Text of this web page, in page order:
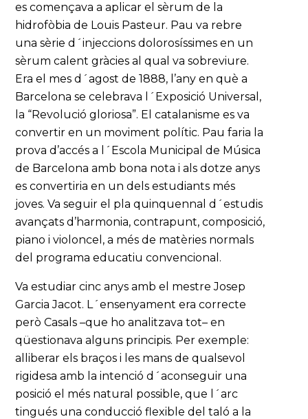
es començava a aplicar el sèrum de la
hidrofòbia de Louis Pasteur. Pau va rebre
una sèrie d´injeccions dolorosíssimes en un
sèrum calent gràcies al qual va sobreviure.
Era el mes d´agost de 1888, l’any en què a
Barcelona se celebrava l´Exposició Universal,
la “Revolució gloriosa”. El catalanisme es va
convertir en un moviment polític. Pau faria la
prova d’accés a l´Escola Municipal de Música
de Barcelona amb bona nota i als dotze anys
es convertiria en un dels estudiants més
joves. Va seguir el pla quinquennal d´estudis
avançats d’harmonia, contrapunt, composició,
piano i violoncel, a més de matèries normals
del programa educatiu convencional.
Va estudiar cinc anys amb el mestre Josep
Garcia Jacot. L´ensenyament era correcte
però Casals –que ho analitzava tot– en
qüestionava alguns principis. Per exemple:
alliberar els braços i les mans de qualsevol
rigidesa amb la intenció d´aconseguir una
posició el més natural possible, que l´arc
tingués una conducció flexible del taló a la